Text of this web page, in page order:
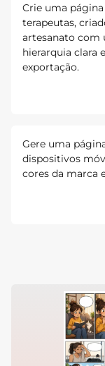
Crie uma
terapeutas,
artesanato com
hierarquia clara
exportação.
Gere uma
dispositivos
cores da marca